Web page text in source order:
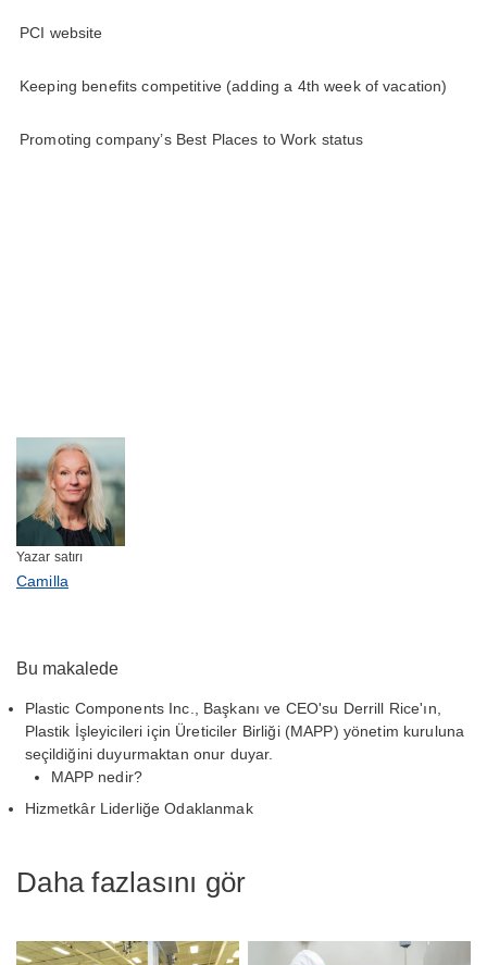
PCI website
Keeping benefits competitive (adding a 4th week of vacation)
Promoting company’s Best Places to Work status
Yazar satırı
Camilla
Bu makalede
Plastic Components Inc., Başkanı ve CEO'su Derrill Rice'ın,
Plastik İşleyicileri için Üreticiler Birliği (MAPP) yönetim kuruluna
seçildiğini duyurmaktan onur duyar.
MAPP nedir?
Hizmetkâr Liderliğe Odaklanmak
Daha fazlasını gör